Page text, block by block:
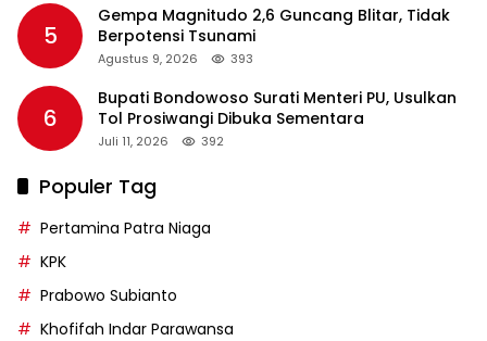
5
Gempa Magnitudo 2,6 Guncang Blitar, Tidak
Berpotensi Tsunami
Agustus 9, 2026 393
6
Bupati Bondowoso Surati Menteri PU, Usulkan
Tol Prosiwangi Dibuka Sementara
Juli 11, 2026 392
Populer Tag
Pertamina Patra Niaga
KPK
Prabowo Subianto
Khofifah Indar Parawansa